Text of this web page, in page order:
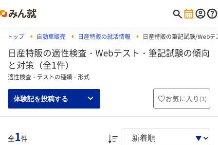
トップ 自動車販売 日産特販の就活情報 日産特販の筆記試験/Web
日産特販の適性検査・Webテスト・筆記試験の傾向
と対策（全1件）
適性検査・テストの種類・形式
体験記を投稿する お気に入り (3)
全1件